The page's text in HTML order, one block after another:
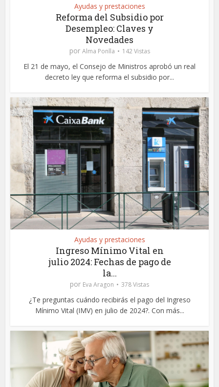
Ayudas y prestaciones
Reforma del Subsidio por
Desempleo: Claves y
Novedades
por Alma Ponlla 142 Vistas
El 21 de mayo, el Consejo de Ministros aprobó un real
decreto ley que reforma el subsidio por...
Ayudas y prestaciones
Ingreso Mínimo Vital en
julio 2024: Fechas de pago de
la...
por Eva Aragon 378 Vistas
¿Te preguntas cuándo recibirás el pago del Ingreso
Mínimo Vital (IMV) en julio de 2024?. Con más...